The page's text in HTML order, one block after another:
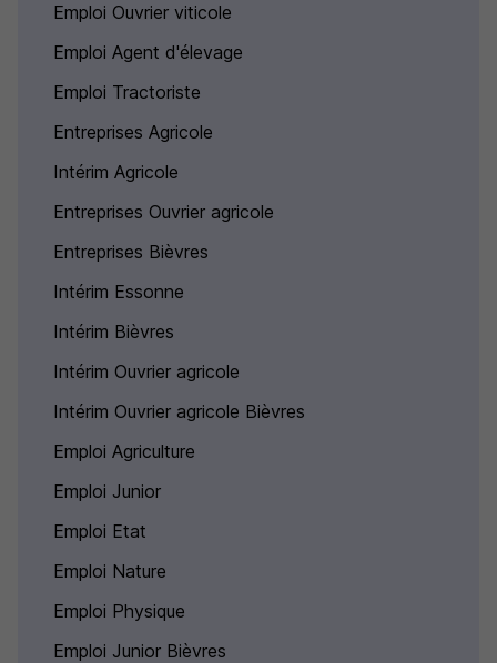
Emploi Ouvrier viticole
Emploi Agent d'élevage
Emploi Tractoriste
Entreprises Agricole
Intérim Agricole
Entreprises Ouvrier agricole
Entreprises Bièvres
Intérim Essonne
Intérim Bièvres
Intérim Ouvrier agricole
Intérim Ouvrier agricole Bièvres
Emploi Agriculture
Emploi Junior
Emploi Etat
Emploi Nature
Emploi Physique
Emploi Junior Bièvres